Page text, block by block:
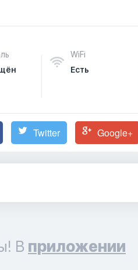
WiFi
Есть
Twitter Google+
В приложении